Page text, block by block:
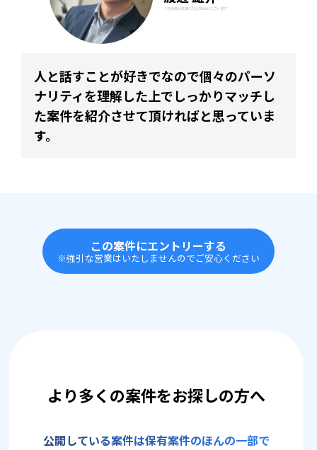
※担当者は変更になる場合がございます
人と話すことが好きでなので個々のパーソ
ナリティを理解した上でしっかりマッチし
た案件を紹介させて頂ければと思っていま
す。
この案件にエントリーする
※強引な営業はいたしませんのでご安心ください
より多くの案件をお探しの方へ
公開している案件は保有案件のほんの一部で